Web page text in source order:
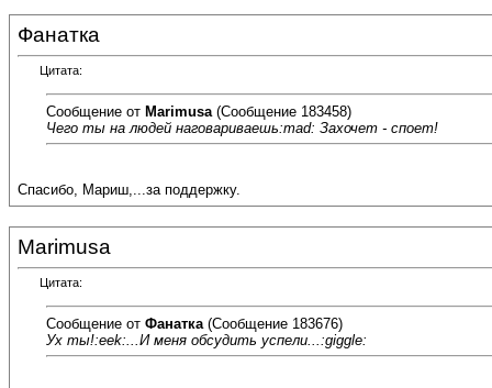
Фанатка
Цитата:
Сообщение от Marimusa (Сообщение 183458)
Чего ты на людей наговариваешь:mad: Захочет - споет!
Спасибо, Мариш,...за поддержку.
Marimusa
Цитата:
Сообщение от Фанатка (Сообщение 183676)
Ух ты!:eek:...И меня обсудить успели...:giggle: